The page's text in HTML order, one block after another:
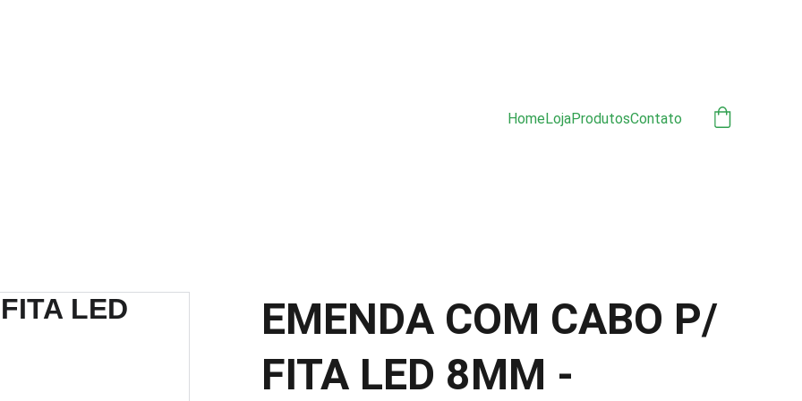
HomeLojaProdutosContato
EMENDA COM CABO P/
FITA LED 8MM -